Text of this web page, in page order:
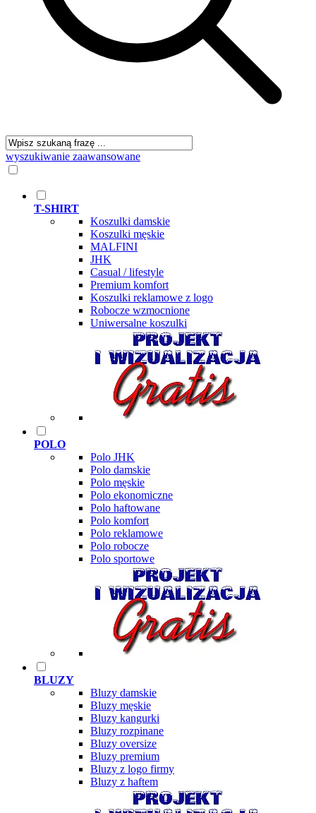
wyszukiwanie zaawansowane
T-SHIRT
Koszulki damskie
Koszulki męskie
MALFINI
JHK
Casual / lifestyle
Premium komfort
Koszulki reklamowe z logo
Robocze wzmocnione
Uniwersalne koszulki
POLO
Polo JHK
Polo damskie
Polo męskie
Polo ekonomiczne
Polo haftowane
Polo komfort
Polo reklamowe
Polo robocze
Polo sportowe
BLUZY
Bluzy damskie
Bluzy męskie
Bluzy kangurki
Bluzy rozpinane
Bluzy oversize
Bluzy premium
Bluzy z logo firmy
Bluzy z haftem